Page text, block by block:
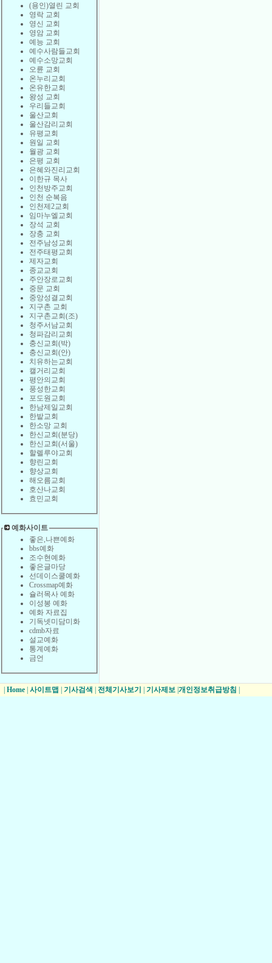
(용인)열린 교회
영락 교회
영신 교회
영암 교회
예능 교회
예수사람들교회
예수소망교회
오륜 교회
온누리교회
온유한교회
왕성 교회
우리들교회
울산교회
울산감리교회
유평교회
원일 교회
월광 교회
은평 교회
은혜와진리교회
이한규 목사
인천방주교회
인천 순복음
인천제2교회
임마누엘교회
장석 교회
장충 교회
전주남성교회
전주태평교회
제자교회
종교교회
주안장로교회
중문 교회
중앙성결교회
지구촌 교회
지구촌교회(조)
청주서남교회
청파감리교회
충신교회(박)
충신교회(안)
치유하는교회
캘거리교회
평안의교회
풍성한교회
포도원교회
한남제일교회
한밭교회
한소망 교회
한신교회(분당)
한신교회(서울)
할렐루야교회
향린교회
향상교회
해오름교회
호산나교회
효민교회
예화사이트
좋은,나쁜예화
bbs예화
조수현예화
좋은글마당
선데이스쿨예화
Crossmap예화
슐러목사 예화
이성봉 예화
예화 자료집
기독넷미담미화
cdmb자료
설교예화
통계예화
금언
Home 사이트맵 기사검색 전체기사보기 기사제보 개인정보취급방침